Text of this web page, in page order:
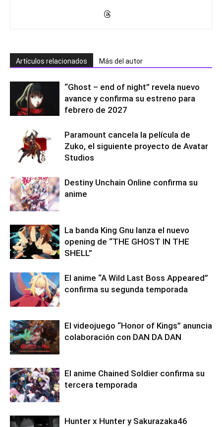
Artículos relacionados Más del autor
“Ghost – end of night” revela nuevo
avance y confirma su estreno para
febrero de 2027
Paramount cancela la película de
Zuko, el siguiente proyecto de Avatar
Studios
Destiny Unchain Online confirma su
anime
La banda King Gnu lanza el nuevo
opening de “THE GHOST IN THE
SHELL”
El anime “A Wild Last Boss Appeared”
confirma su segunda temporada
El videojuego “Honor of Kings” anuncia
colaboración con DAN DA DAN
El anime Chained Soldier confirma su
tercera temporada
Hunter x Hunter y Sakurazaka46